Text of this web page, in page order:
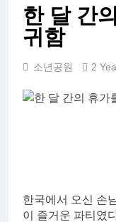
한 달 간
귀함
소년공원 2
한국에서 오신 손
이 즐거운 파티였